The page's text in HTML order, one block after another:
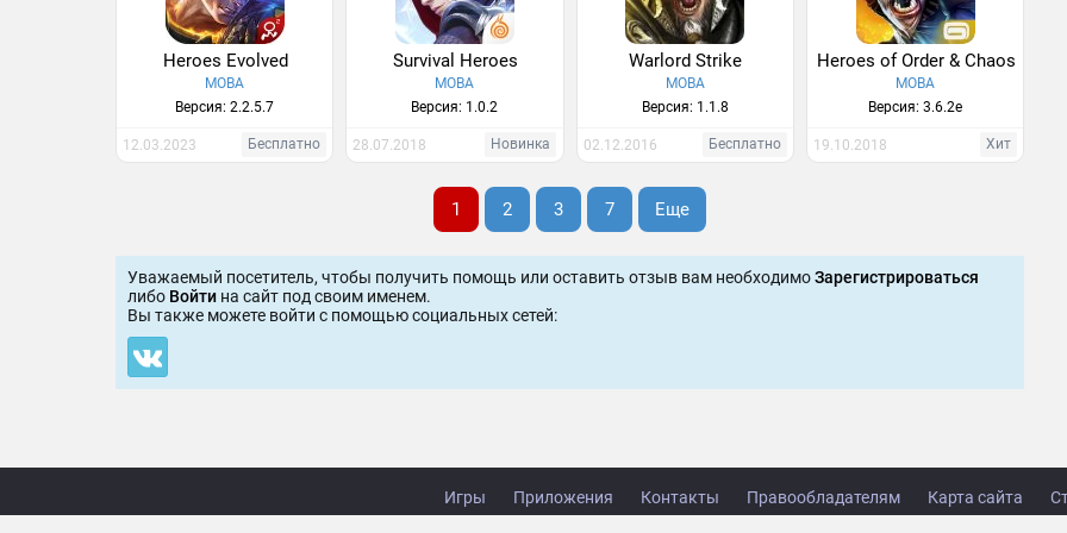
Heroes Evolved
MOBA
Версия: 2.2.5.7
12.03.2023 Бесплатно
Survival Heroes
MOBA
Версия: 1.0.2
28.07.2018 Новинка
Warlord Strike
MOBA
Версия: 1.1.8
02.12.2016 Бесплатно
Heroes of Order & Chaos
MOBA
Версия: 3.6.2e
19.10.2018 Хит
1 2 3 7 Еще
Уважаемый посетитель, чтобы получить помощь или оставить отзыв вам необходимоЗарегистрироваться
либо Войти на сайт под своим именем.
Вы также можете войти c помощью социальных сетей:
Игры Приложения Контакты Правообладателям Карта сайта